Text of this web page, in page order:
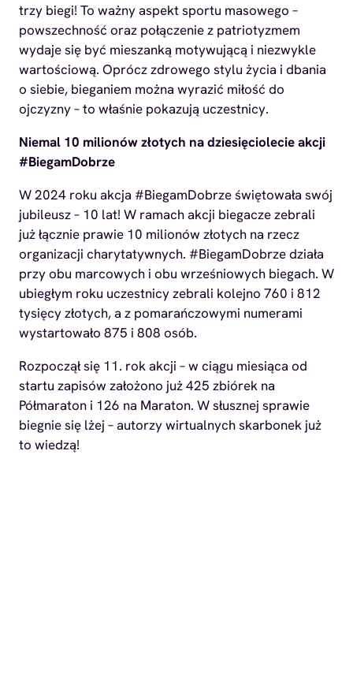
trzy biegi! To ważny aspekt sportu masowego –
powszechność oraz połączenie z patriotyzmem
wydaje się być mieszanką motywującą i niezwykle
wartościową. Oprócz zdrowego stylu życia i dbania
o siebie, bieganiem można wyrazić miłość do
ojczyzny – to właśnie pokazują uczestnicy.
Niemal 10 milionów złotych na dziesięciolecie akcji
#BiegamDobrze
W 2024 roku akcja #BiegamDobrze świętowała swój
jubileusz – 10 lat! W ramach akcji biegacze zebrali
już łącznie prawie 10 milionów złotych na rzecz
organizacji charytatywnych. #BiegamDobrze działa
przy obu marcowych i obu wrześniowych biegach. W
ubiegłym roku uczestnicy zebrali kolejno 760 i 812
tysięcy złotych, a z pomarańczowymi numerami
wystartowało 875 i 808 osób.
Rozpoczął się 11. rok akcji – w ciągu miesiąca od
startu zapisów założono już 425 zbiórek na
Półmaraton i 126 na Maraton. W słusznej sprawie
biegnie się lżej – autorzy wirtualnych skarbonek już
to wiedzą!